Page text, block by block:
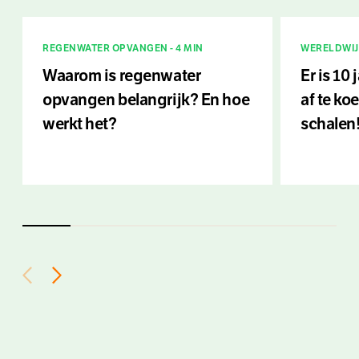
REGENWATER OPVANGEN - 4 MIN
Waarom is regenwater
opvangen belangrijk? En hoe
werkt het?
Er is 10
af te